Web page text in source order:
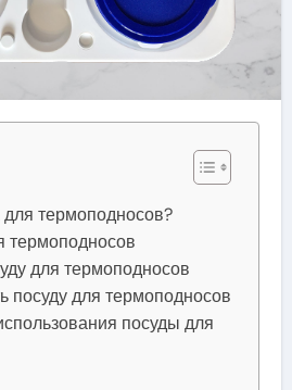
для термоподносов?
термоподносов
для термоподносов
посуду для термоподносов
посуды для